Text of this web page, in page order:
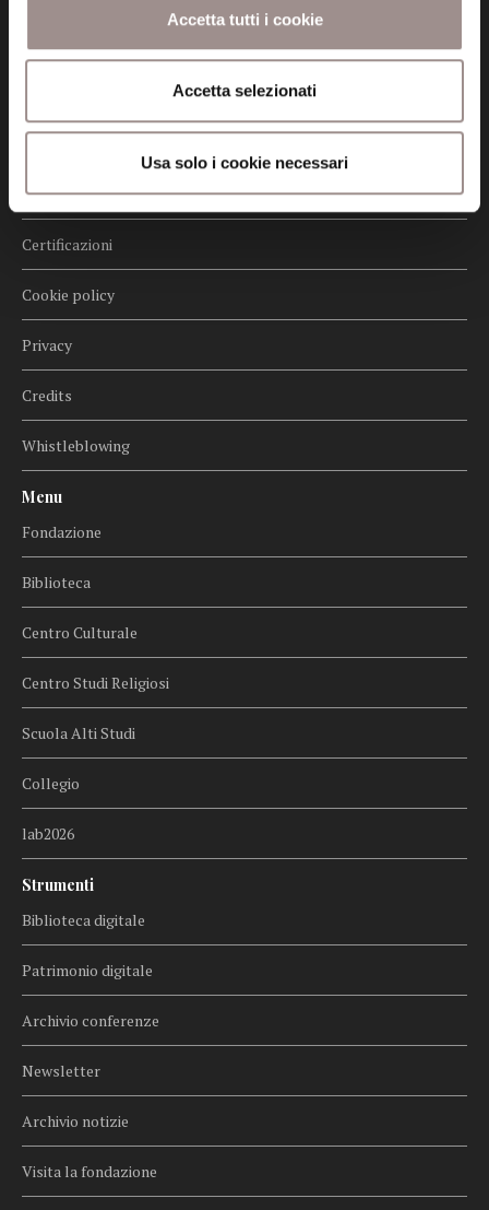
Accetta tutti i cookie
Accetta selezionati
Usa solo i cookie necessari
Seguici
Amministrazione trasparente
Certificazioni
Cookie policy
Privacy
Credits
Whistleblowing
Menu
Fondazione
Biblioteca
Centro Culturale
Centro Studi Religiosi
Scuola Alti Studi
Collegio
lab2026
Strumenti
Biblioteca digitale
Patrimonio digitale
Archivio conferenze
Newsletter
Archivio notizie
Visita la fondazione